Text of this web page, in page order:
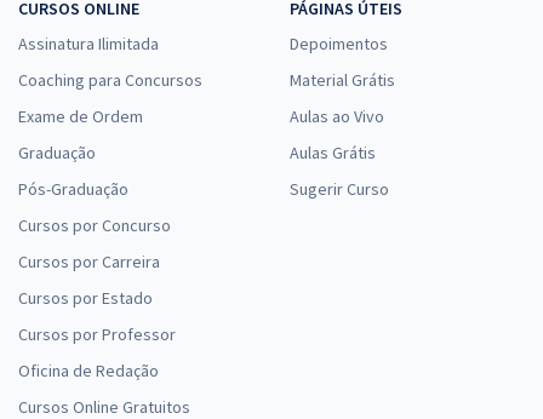
CURSOS ONLINE
Assinatura Ilimitada
Coaching para Concursos
Exame de Ordem
Graduação
Pós-Graduação
Cursos por Concurso
Cursos por Carreira
Cursos por Estado
Cursos por Professor
Oficina de Redação
Cursos Online Gratuitos
PÁGINAS ÚTEIS
Depoimentos
Material Grátis
Aulas ao Vivo
Aulas Grátis
Sugerir Curso